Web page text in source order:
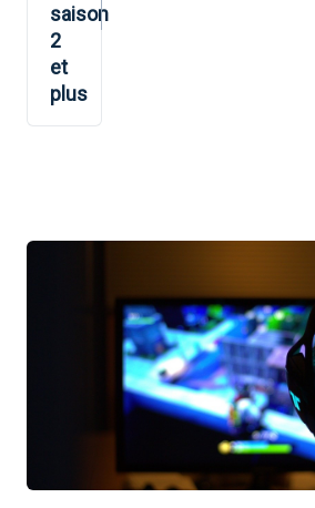
saison
2
et
plus